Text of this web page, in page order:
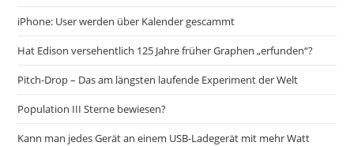
iPhone: User werden über Kalender gescammt
Hat Edison versehentlich 125 Jahre früher Graphen „erfunden“?
Pitch-Drop – Das am längsten laufende Experiment der Welt
Population III Sterne bewiesen?
Kann man jedes Gerät an einem USB-Ladegerät mit mehr Watt